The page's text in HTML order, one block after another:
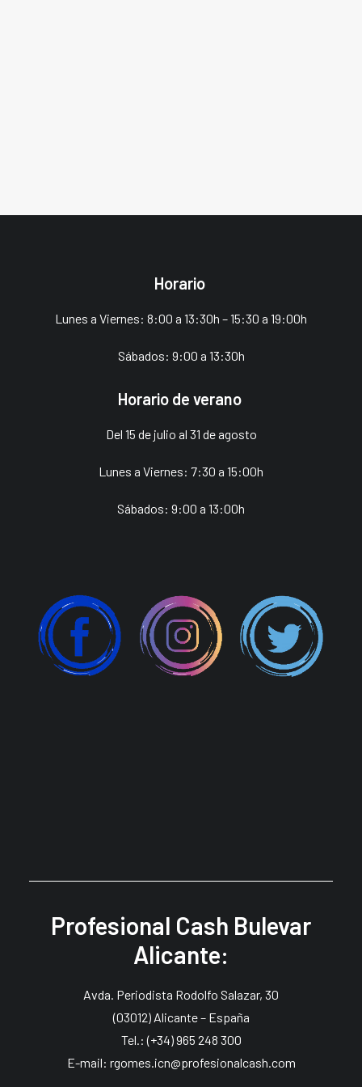
Horario
Lunes a Viernes: 8:00 a 13:30h – 15:30 a 19:00h
Sábados: 9:00 a 13:30h
Horario de verano
Del 15 de julio al 31 de agosto
Lunes a Viernes: 7:30 a 15:00h
Sábados: 9:00 a 13:00h
Profesional Cash Bulevar
Alicante:
Avda. Periodista Rodolfo Salazar, 30
(03012) Alicante – España
Tel.: (+34) 965 248 300
E-mail: rgomes.icn@profesionalcash.com